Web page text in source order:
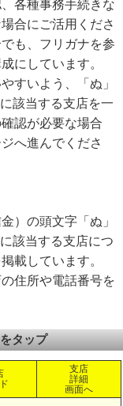
各種事務手続きな
合にご活用くださ
も、フリガナを参
にしています。
すいよう、「ぬ」
該当する支店を一
認が必要な場合
へ進んでくださ
）の頭文字「ぬ」
該当する支店につ
載しています。
住所や電話番号を
タップ
支店
詳細
画面へ